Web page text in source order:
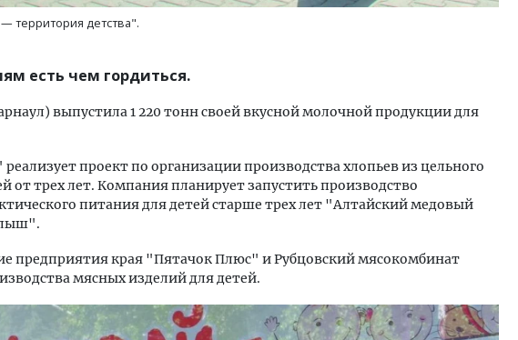
территория детства".
есть чем гордиться.
выпустила 1 220 тонн своей вкусной молочной продукции для
проект по организации производства хлопьев из цельного
от трех лет. Компания планирует запустить производство
питания для детей старше трех лет "Алтайский медовый
предприятия края "Пятачок Плюс" и Рубцовский мясокомбинат
мясных изделий для детей.